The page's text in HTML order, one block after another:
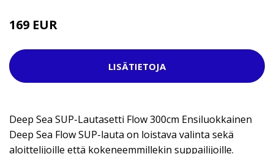
169 EUR
LISÄTIETOJA
Deep Sea SUP-Lautasetti Flow 300cm Ensiluokkainen
Deep Sea Flow SUP-lauta on loistava valinta sekä
aloittelijoille että kokeneemmillekin suppailijoille.